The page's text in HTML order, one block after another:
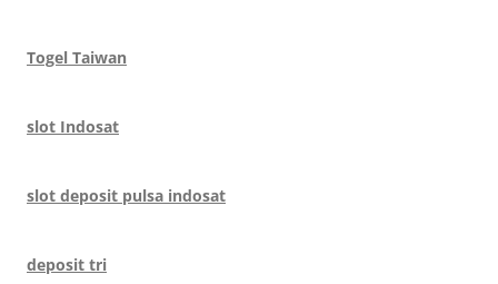
Togel Taiwan
slot Indosat
slot deposit pulsa indosat
deposit tri